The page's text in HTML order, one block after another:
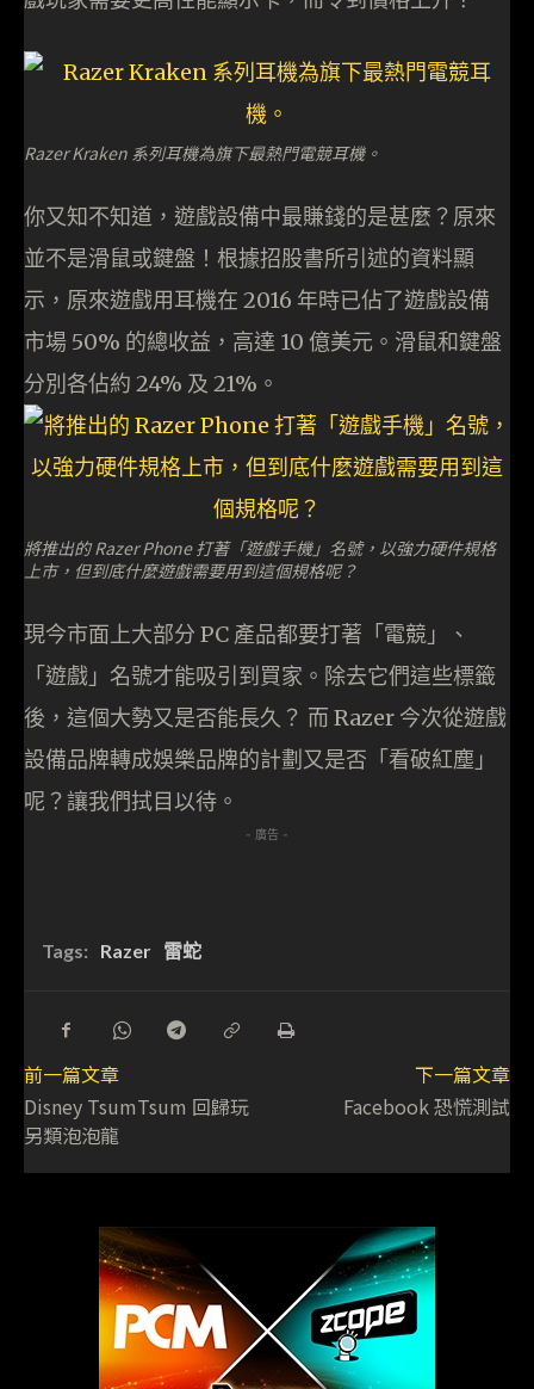
Razer Kraken 系列耳機為旗下最熱門電競耳機。
你又知不知道，遊戲設備中最賺錢的是甚麼？原來
並不是滑鼠或鍵盤！根據招股書所引述的資料顯
示，原來遊戲用耳機在 2016 年時已佔了遊戲設備
市場 50% 的總收益，高達 10 億美元。滑鼠和鍵盤
分別各佔約 24% 及 21%。
將推出的 Razer Phone 打著「遊戲手機」名號，以強力硬件規格
上市，但到底什麼遊戲需要用到這個規格呢？
現今市面上大部分 PC 產品都要打著「電競」、
「遊戲」名號才能吸引到買家。除去它們這些標籤
後，這個大勢又是否能長久？ 而 Razer 今次從遊戲
設備品牌轉成娛樂品牌的計劃又是否「看破紅塵」
呢？讓我們拭目以待。
- 廣告 -
Tags: Razer 雷蛇
前一篇文章
Disney TsumTsum 回歸玩
另類泡泡龍
下一篇文章
Facebook 恐慌測試